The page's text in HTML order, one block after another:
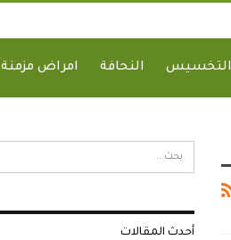
التخسيس النحافة امراض مزمنة
أحدث المقالات